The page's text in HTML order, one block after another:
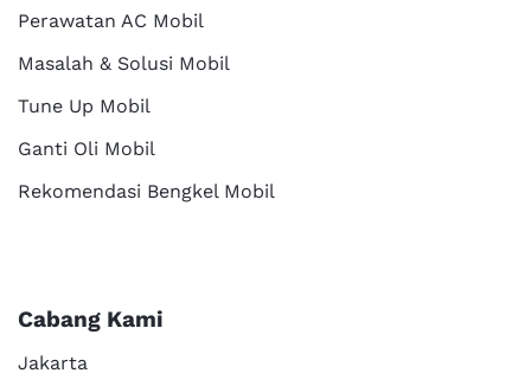
Perawatan AC Mobil
Masalah & Solusi Mobil
Tune Up Mobil
Ganti Oli Mobil
Rekomendasi Bengkel Mobil
Cabang Kami
Jakarta